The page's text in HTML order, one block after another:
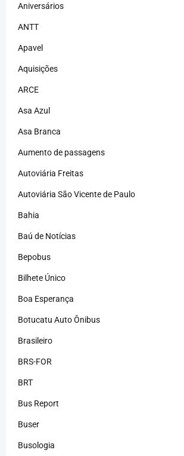
Aniversários
ANTT
Apavel
Aquisições
ARCE
Asa Azul
Asa Branca
Aumento de passagens
Autoviária Freitas
Autoviária São Vicente de Paulo
Bahia
Baú de Notícias
Bepobus
Bilhete Único
Boa Esperança
Botucatu Auto Ônibus
Brasileiro
BRS-FOR
BRT
Bus Report
Buser
Busologia